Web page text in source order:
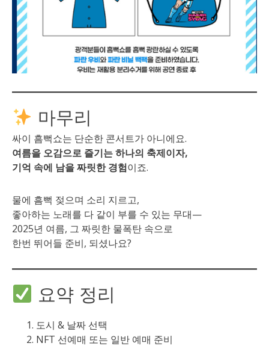
마무리
싸이 흠뻑쇼는 단순한 콘서트가 아니에요.
여름을 오감으로 즐기는 하나의 축제이자,
기억 속에 남을 짜릿한 경험이죠.
물에 흠뻑 젖으며 소리 지르고,
좋아하는 노래를 다 같이 부를 수 있는 무대—
2025년 여름, 그 짜릿한 물폭탄 속으로
한번 뛰어들 준비, 되셨나요?
요약 정리
도시 & 날짜 선택
NFT 선예매 또는 일반 예매 준비